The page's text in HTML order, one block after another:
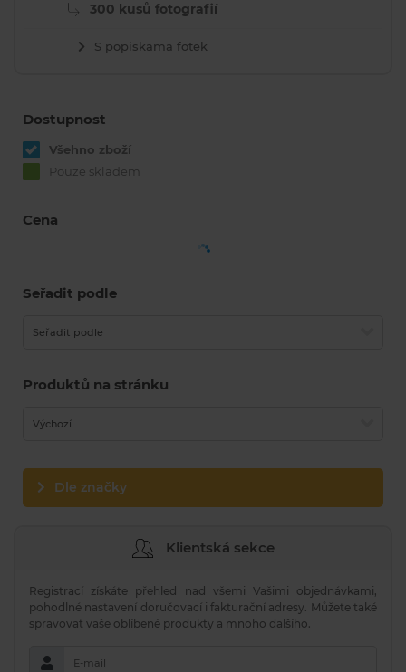
300 kusů fotografií
S popiskama fotek
Dostupnost
Všehno zboží
Pouze skladem
Cena
Seřadit podle
Seřadit podle
Produktů na stránku
Výchozí
Dle značky
Klientská sekce
Registrací získáte přehled nad všemi Vašimi objednávkami,
pohodlné nastavení doručovací i fakturační adresy. Můžete také
spravovat vaše oblíbené produkty a mnoho dalšího.
E-mail